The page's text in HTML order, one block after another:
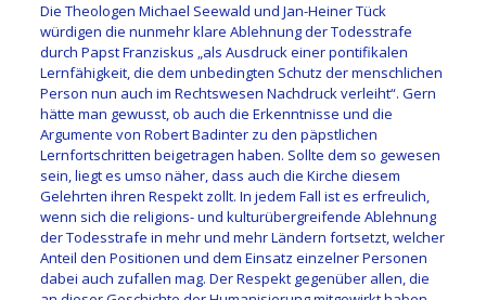
Die Theologen Michael Seewald und Jan-Heiner Tück
würdigen die nunmehr klare Ablehnung der Todesstrafe
durch Papst Franziskus „als Ausdruck einer pontifikalen
Lernfähigkeit, die dem unbedingten Schutz der menschlichen
Person nun auch im Rechtswesen Nachdruck verleiht“. Gern
hätte man gewusst, ob auch die Erkenntnisse und die
Argumente von Robert Badinter zu den päpstlichen
Lernfortschritten beigetragen haben. Sollte dem so gewesen
sein, liegt es umso näher, dass auch die Kirche diesem
Gelehrten ihren Respekt zollt. In jedem Fall ist es erfreulich,
wenn sich die religions- und kulturübergreifende Ablehnung
der Todesstrafe in mehr und mehr Ländern fortsetzt, welcher
Anteil den Positionen und dem Einsatz einzelner Personen
dabei auch zufallen mag. Der Respekt gegenüber allen, die